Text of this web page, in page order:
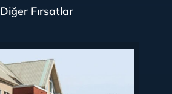
Diğer Fırsatlar